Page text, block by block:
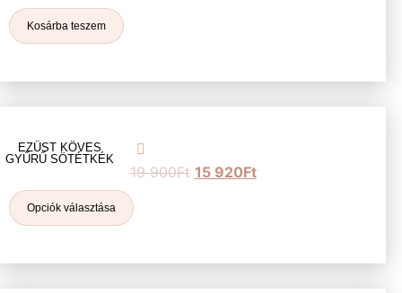
Kosárba teszem
EZÜST KÖVES
GYŰRŰ SÖTÉTKÉK
19 900Ft 15 920Ft
Opciók választása